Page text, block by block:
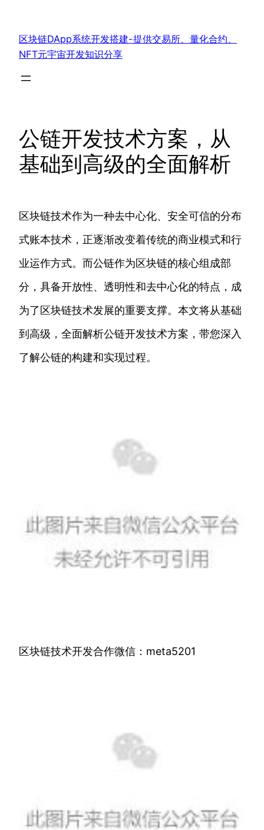
区块链DApp系统开发搭建-提供交易所、量化合约、
NFT元宇宙开发知识分享
公链开发技术方案，从
基础到高级的全面解析
区块链技术作为一种去中心化、安全可信的分布
式账本技术，正逐渐改变着传统的商业模式和行
业运作方式。而公链作为区块链的核心组成部
分，具备开放性、透明性和去中心化的特点，成
为了区块链技术发展的重要支撑。本文将从基础
到高级，全面解析公链开发技术方案，带您深入
了解公链的构建和实现过程。
区块链技术开发合作微信：meta5201